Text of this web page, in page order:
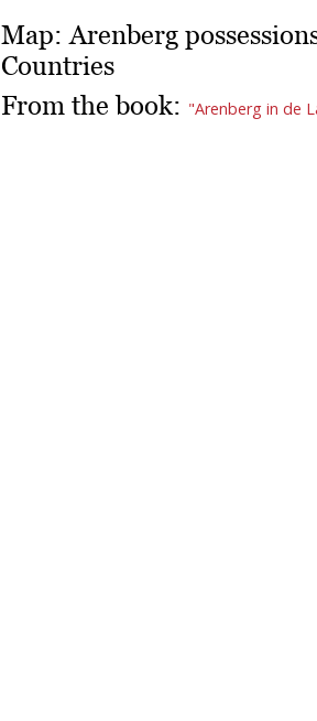
Map: Arenberg
Countries
From the book: "Arenberg in de